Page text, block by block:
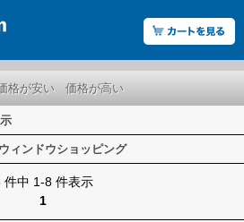
格が安い 価格が高い
ウィンドウショッピング
件中 1-8 件表示
1